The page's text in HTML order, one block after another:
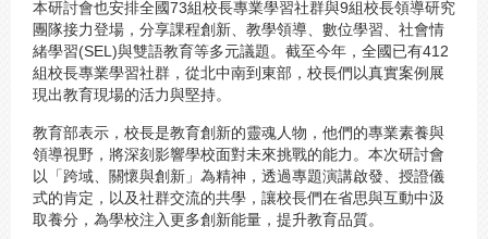
本研討會也安排全國73組校長專業學習社群與9組校長領導研究
團隊接力登場，分享課程創新、教學領導、數位學習、社會情
緒學習(SEL)與雙語教育等多元議題。截至今年，全國已有412
組校長專業學習社群，從北中南到東部，校長們以真實案例展
現出教育現場的活力與堅持。
教育部表示，校長是教育創新的靈魂人物，他們的專業素養與
領導視野，將深刻影響學校面對未來挑戰的能力。本次研討會
以「跨域、關懷與創新」為精神，透過專題演講啟發、授證儀
式的肯定，以及社群交流的共學，讓校長們在省思與互動中汲
取養分，為學校注入更多創新能量，提升教育品質。